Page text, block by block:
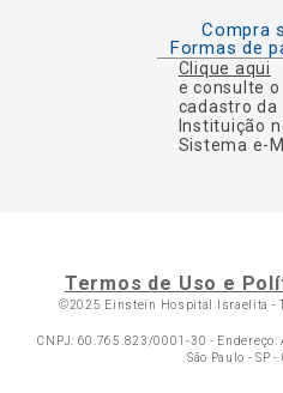
Compra
Formas de
Clique aqui
e consulte o
cadastro da
Instituição
Sistema e-
Termos de Uso e
©2025 Einstein Hospital Israelita -
CNPJ: 60.765.823/0001-30 -
São Paulo - SP